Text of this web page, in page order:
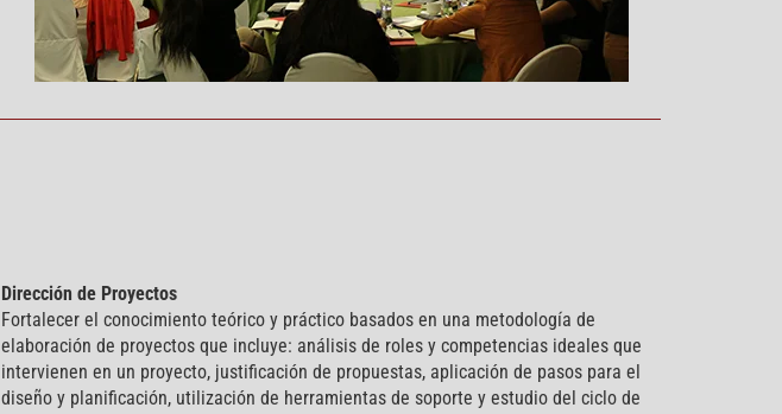
Dirección de Proyectos
Fortalecer el conocimiento teórico y práctico basados en una metodología de
elaboración de proyectos que incluye: análisis de roles y competencias ideales que
intervienen en un proyecto, justificación de propuestas, aplicación de pasos para el
diseño y planificación, utilización de herramientas de soporte y estudio del ciclo de